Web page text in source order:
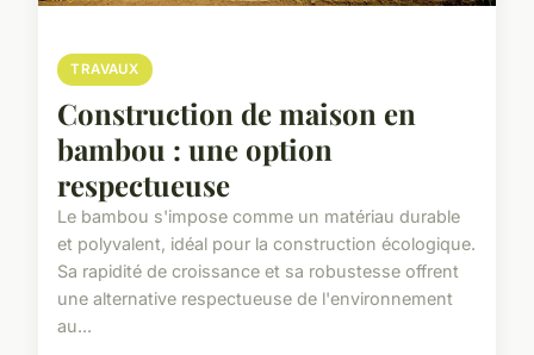
TRAVAUX
Construction de maison en
bambou : une option
respectueuse
Le bambou s'impose comme un matériau durable
et polyvalent, idéal pour la construction écologique.
Sa rapidité de croissance et sa robustesse offrent
une alternative respectueuse de l'environnement
au...